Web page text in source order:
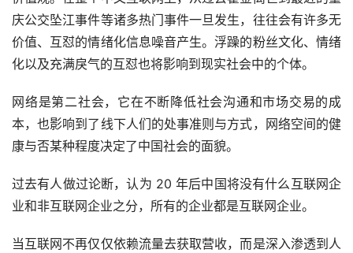
庆公交坠江事件等诸多热门事件一旦发生，往往会有许多无
价值、互怼的情绪化信息噪音产生。浮躁的粉丝文化、情绪
化以及充满戾气的互怼也将影响到现实社会中的个体。
网络是第二社会，它在不断降低社会沟通和市场交易的成
本，也影响到了线下人们的处事准则与方式，网络空间的健
康与否某种程度决定了中国社会的面貌。
过去有人做过论断，认为 20 年后中国将没有什么互联网企
业和非互联网企业之分，所有的企业都是互联网企业。
当互联网不再仅仅依赖流量去获取营收，而是深入渗透到人